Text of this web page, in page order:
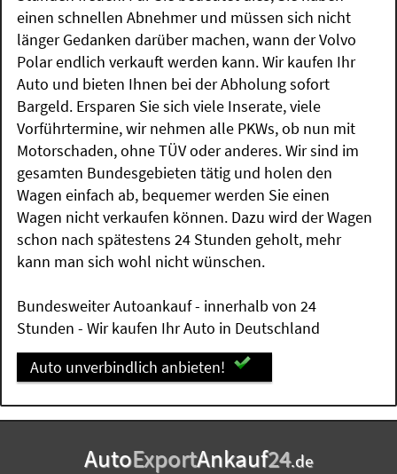
einen schnellen Abnehmer und müssen sich nicht
länger Gedanken darüber machen, wann der Volvo
Polar endlich verkauft werden kann. Wir kaufen Ihr
Auto und bieten Ihnen bei der Abholung sofort
Bargeld. Ersparen Sie sich viele Inserate, viele
Vorführtermine, wir nehmen alle PKWs, ob nun mit
Motorschaden, ohne TÜV oder anderes. Wir sind im
gesamten Bundesgebieten tätig und holen den
Wagen einfach ab, bequemer werden Sie einen
Wagen nicht verkaufen können. Dazu wird der Wagen
schon nach spätestens 24 Stunden geholt, mehr
kann man sich wohl nicht wünschen.
Bundesweiter Autoankauf - innerhalb von 24
Stunden - Wir kaufen Ihr Auto in Deutschland
Auto unverbindlich anbieten!
AutoExportAnkauf24.de